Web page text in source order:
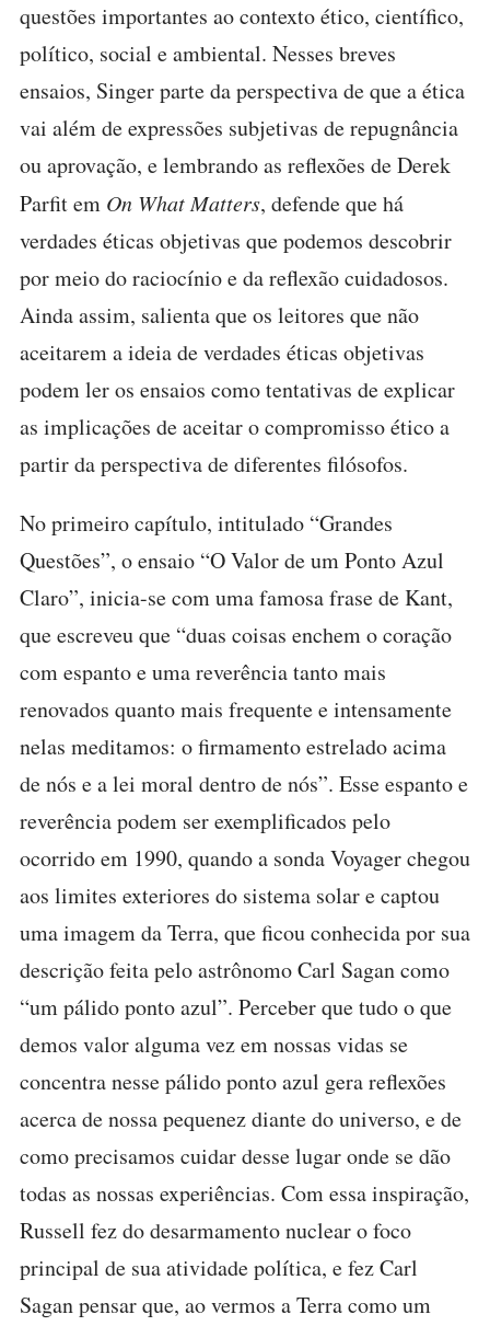
questões importantes ao contexto ético, científico,
político, social e ambiental. Nesses breves
ensaios, Singer parte da perspectiva de que a ética
vai além de expressões subjetivas de repugnância
ou aprovação, e lembrando as reflexões de Derek
Parfit em On What Matters, defende que há
verdades éticas objetivas que podemos descobrir
por meio do raciocínio e da reflexão cuidadosos.
Ainda assim, salienta que os leitores que não
aceitarem a ideia de verdades éticas objetivas
podem ler os ensaios como tentativas de explicar
as implicações de aceitar o compromisso ético a
partir da perspectiva de diferentes filósofos.
No primeiro capítulo, intitulado “Grandes
Questões”, o ensaio “O Valor de um Ponto Azul
Claro”, inicia-se com uma famosa frase de Kant,
que escreveu que “duas coisas enchem o coração
com espanto e uma reverência tanto mais
renovados quanto mais frequente e intensamente
nelas meditamos: o firmamento estrelado acima
de nós e a lei moral dentro de nós”. Esse espanto e
reverência podem ser exemplificados pelo
ocorrido em 1990, quando a sonda Voyager chegou
aos limites exteriores do sistema solar e captou
uma imagem da Terra, que ficou conhecida por sua
descrição feita pelo astrônomo Carl Sagan como
“um pálido ponto azul”. Perceber que tudo o que
demos valor alguma vez em nossas vidas se
concentra nesse pálido ponto azul gera reflexões
acerca de nossa pequenez diante do universo, e de
como precisamos cuidar desse lugar onde se dão
todas as nossas experiências. Com essa inspiração,
Russell fez do desarmamento nuclear o foco
principal de sua atividade política, e fez Carl
Sagan pensar que, ao vermos a Terra como um